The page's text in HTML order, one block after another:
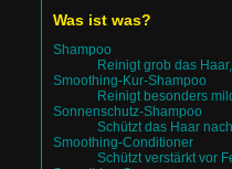
Was ist was?
Shampoo
Reinigt grob das
Smoothing-Kur-Shampoo
Reinigt besonders
Sonnenschutz-Shampoo
Schützt das Haar
Smoothing-Conditioner
Schützt verstärkt vor